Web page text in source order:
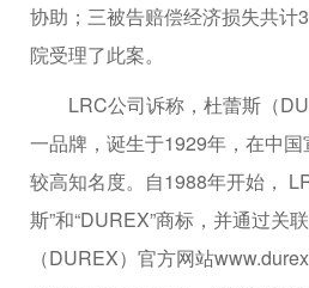
协助；三被告赔偿经济损失共计
院受理了此案。
LRC公司诉称，杜蕾斯（
一品牌，诞生于1929年，在中
较高知名度。自1988年开始，
斯”和“DUREX”商标，并通过关
（DUREX）官方网站